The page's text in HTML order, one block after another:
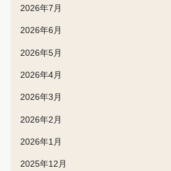
2026年7月
2026年6月
2026年5月
2026年4月
2026年3月
2026年2月
2026年1月
2025年12月